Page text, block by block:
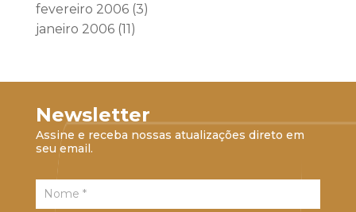
fevereiro 2006(3)
janeiro 2006(11)
Newsletter
Assine e receba nossas atualizações direto em
seu email.